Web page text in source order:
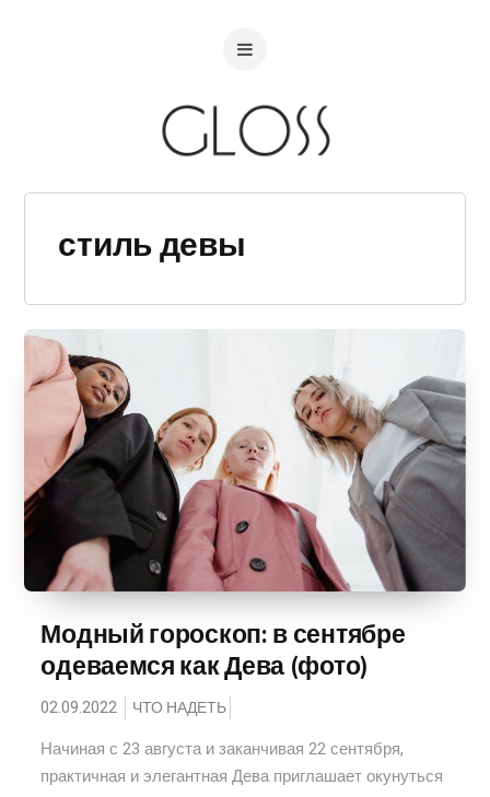
стиль девы
Модный гороскоп: в сентябре
одеваемся как Дева (фото)
02.09.2022 ЧТО НАДЕТЬ
Начиная с 23 августа и заканчивая 22 сентября,
практичная и элегантная Дева приглашает окунуться